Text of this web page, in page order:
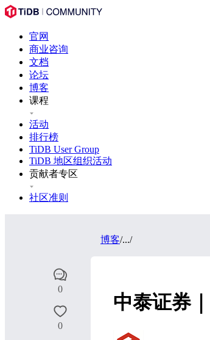
官网
商业咨询
文档
论坛
博客
课程
活动
排行榜
TiDB User Group
TiDB 地区组织活动
贡献者专区
社区准则
0
0
博客/.../
中泰证券